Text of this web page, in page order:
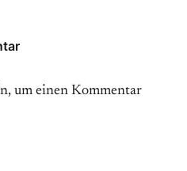
um einen Kommentar